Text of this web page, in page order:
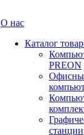
О нас
Каталог
PREON
станции